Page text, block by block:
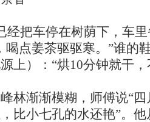
经把车停在树荫下，车
喝点姜茶驱驱寒。”谁的
上）：“烘10分钟就干
林渐渐模糊，师傅说“
比小七孔的水还艳”。